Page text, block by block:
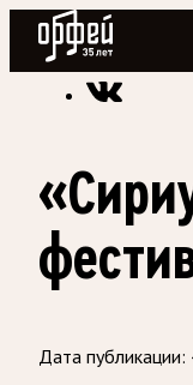
Радио Орфей
Радио
Дата публикации: